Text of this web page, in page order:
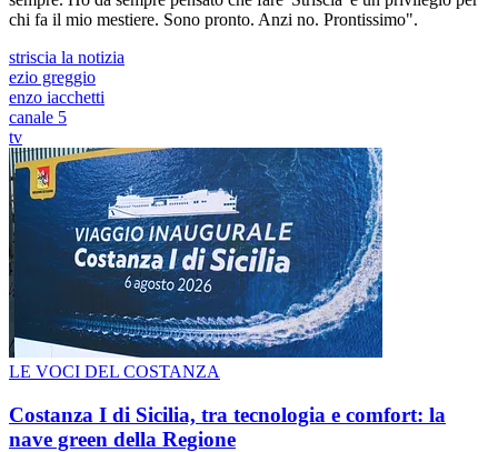
chi fa il mio mestiere. Sono pronto. Anzi no. Prontissimo".
striscia la notizia
ezio greggio
enzo iacchetti
canale 5
tv
LE VOCI DEL COSTANZA
Costanza I di Sicilia, tra tecnologia e comfort: la
nave green della Regione